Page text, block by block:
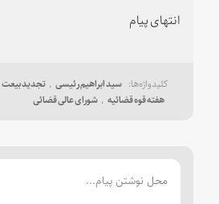
انتهای پیام
سید ابراهیم رئیسی تجدید بیعت
هفته قوه قضائیه شورای عالی قضائی